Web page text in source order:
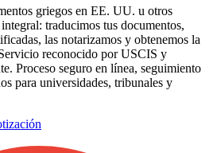
griegos en EE. UU. u otros
traducimos tus documentos,
las notarizamos y obtenemos la
reconocido por USCIS y
Proceso seguro en línea, seguimiento
para universidades, tribunales y